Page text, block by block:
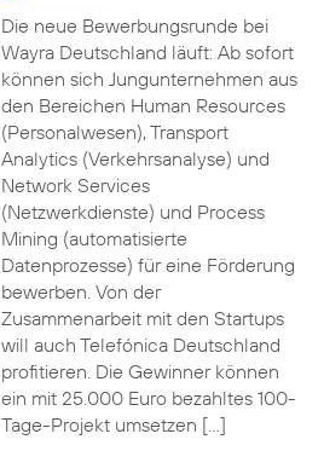
Die neue Bewerbungsrunde bei
Wayra Deutschland läuft: Ab sofort
können sich Jungunternehmen aus
den Bereichen Human Resources
(Personalwesen), Transport
Analytics (Verkehrsanalyse) und
Network Services
(Netzwerkdienste) und Process
Mining (automatisierte
Datenprozesse) für eine Förderung
bewerben. Von der
Zusammenarbeit mit den Startups
will auch Telefónica Deutschland
profitieren. Die Gewinner können
ein mit 25.000 Euro bezahltes 100-
Tage-Projekt umsetzen […]